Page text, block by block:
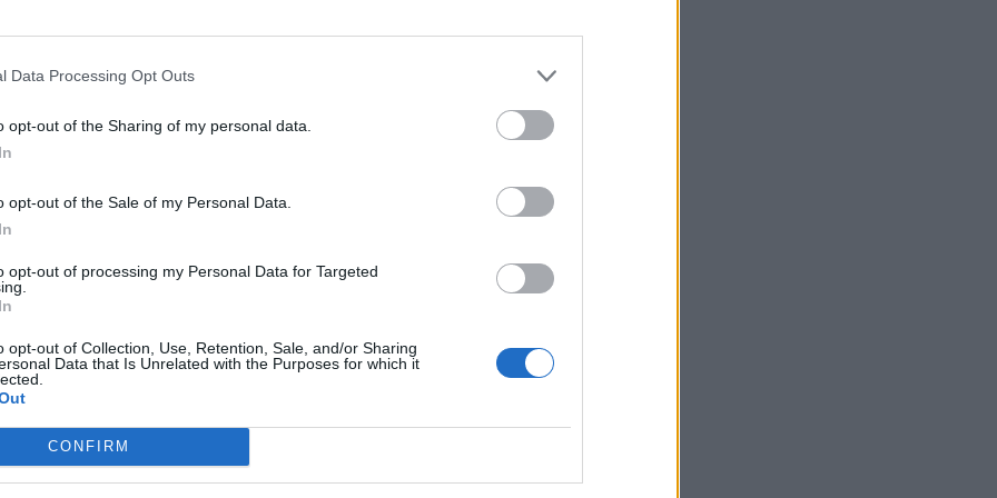
Data Processing Opt Outs
opt-out of the Sharing of my personal data.
opt-out of the Sale of my Personal Data.
opt-out of processing my Personal Data for Targeted
opt-out of Collection, Use, Retention, Sale, and/or Sharing
Data that Is Unrelated with the Purposes for which it
CONFIRM
„Dżuma” jest dziełem uniwersalnym, którego
tego, że opisane przez autora wydarzenia są
natury oraz tego, jak działa zło,
człowieka.
na podstawie Innego świata Gustawa
uwzględnij również wybrany